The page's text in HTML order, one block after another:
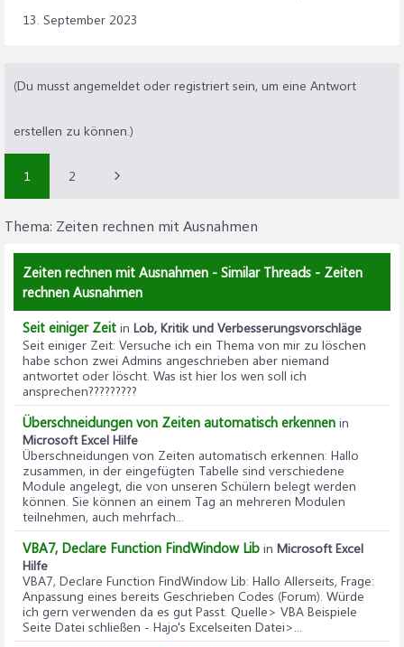
13. September 2023
(Du musst angemeldet oder registriert sein, um eine Antwort
erstellen zu können.)
1 2
Thema: Zeiten rechnen mit Ausnahmen
Zeiten rechnen mit Ausnahmen - Similar Threads - Zeiten
rechnen Ausnahmen
Seit einiger Zeit in Lob, Kritik und Verbesserungsvorschläge
Seit einiger Zeit: Versuche ich ein Thema von mir zu löschen
habe schon zwei Admins angeschrieben aber niemand
antwortet oder löscht. Was ist hier los wen soll ich
ansprechen?????????
Überschneidungen von Zeiten automatisch erkennen in
Microsoft Excel Hilfe
Überschneidungen von Zeiten automatisch erkennen: Hallo
zusammen, in der eingefügten Tabelle sind verschiedene
Module angelegt, die von unseren Schülern belegt werden
können. Sie können an einem Tag an mehreren Modulen
teilnehmen, auch mehrfach...
VBA7, Declare Function FindWindow Lib in Microsoft Excel
Hilfe
VBA7, Declare Function FindWindow Lib: Hallo Allerseits, Frage:
Anpassung eines bereits Geschrieben Codes (Forum). Würde
ich gern verwenden da es gut Passt. Quelle> VBA Beispiele
Seite Datei schließen - Hajo's Excelseiten Datei>...